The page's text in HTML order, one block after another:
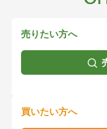
売りたい方へ
買いたい方へ